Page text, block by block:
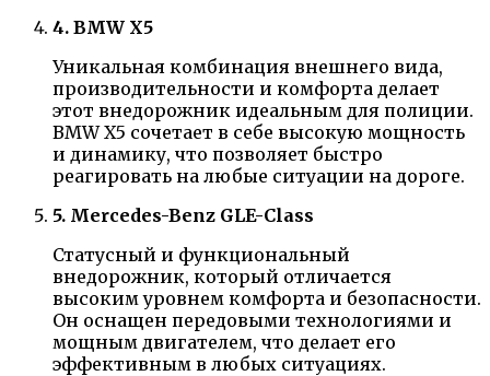
4. BMW X5
Уникальная комбинация внешнего вида,
производительности и комфорта делает
этот внедорожник идеальным для полиции.
BMW X5 сочетает в себе высокую мощность
и динамику, что позволяет быстро
реагировать на любые ситуации на дороге.
5. Mercedes-Benz GLE-Class
Статусный и функциональный
внедорожник, который отличается
высоким уровнем комфорта и безопасности.
Он оснащен передовыми технологиями и
мощным двигателем, что делает его
эффективным в любых ситуациях.